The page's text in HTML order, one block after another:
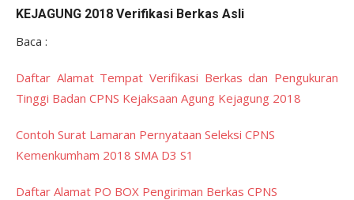
KEJAGUNG 2018 Verifikasi Berkas Asli
Baca :
Daftar Alamat Tempat Verifikasi Berkas dan Pengukuran
Tinggi Badan CPNS Kejaksaan Agung Kejagung 2018
Contoh Surat Lamaran Pernyataan Seleksi CPNS
Kemenkumham 2018 SMA D3 S1
Daftar Alamat PO BOX Pengiriman Berkas CPNS